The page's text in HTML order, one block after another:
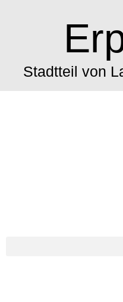
Stadtteil von